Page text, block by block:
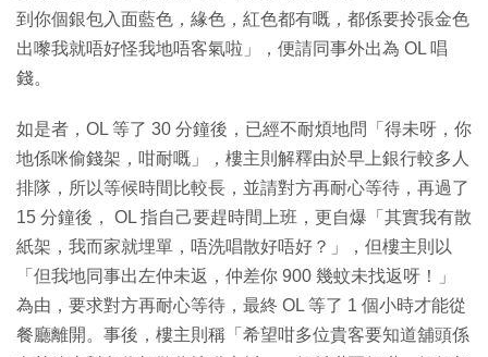
到你個銀包入面藍色，緣色，紅色都有嘅，都係要拎張金色
出嚟我就唔好怪我地唔客氣啦」，便請同事外出為 OL 唱
錢。
如是者，OL 等了 30 分鐘後，已經不耐煩地問「得未呀，你
地係咪偷錢架，咁耐嘅」，樓主則解釋由於早上銀行較多人
排隊，所以等候時間比較長，並請對方再耐心等待，再過了
15 分鐘後， OL 指自己要趕時間上班，更自爆「其實我有散
紙架，我而家就埋單，唔洗唱散好唔好？」，但樓主則以
「但我地同事出左仲未返，仲差你 900 幾蚊未找返呀！」
為由，要求對方再耐心等待，最終 OL 等了 1 個小時才能從
餐廳離開。事後，樓主則稱「希望咁多位貴客要知道舖頭係